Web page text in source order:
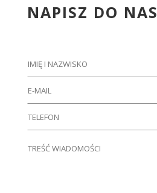
NAPISZ DO NAS